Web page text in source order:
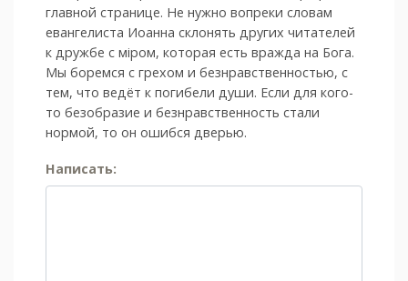
главной странице. Не нужно вопреки словам
евангелиста Иоанна склонять других читателей
к дружбе с мiром, которая есть вражда на Бога.
Мы боремся с грехом и без­нрав­ствен­ностью, с
тем, что ведёт к погибели души. Если для кого-
то безобразие и безнравственность стали
нормой, то он ошибся дверью.
Написать: